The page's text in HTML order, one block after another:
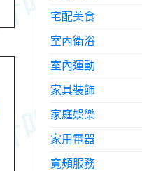
宅配美食
室內衛浴
室內運動
家具裝飾
家庭娛樂
家用電器
寬頻服務